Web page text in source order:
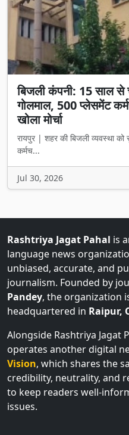
बिजली कंपनी: 15 साल
गोलमाल, 500 प्लेसमेंट
खोला मोर्चा
रायपुर | शहर की बिजली व्यवस्था
कर्मच...
Jul 30, 2026
Rashtriya Jagat Pahal is
language news
unbiased, accurate, and
journalism. Founded by
Pandey, the organization
headquartered in Raipur,
Alongside Rashtriya Jagat
operates another digital
Vision, which shares the
credibility, neutrality, and
to keep readers well-
issues.